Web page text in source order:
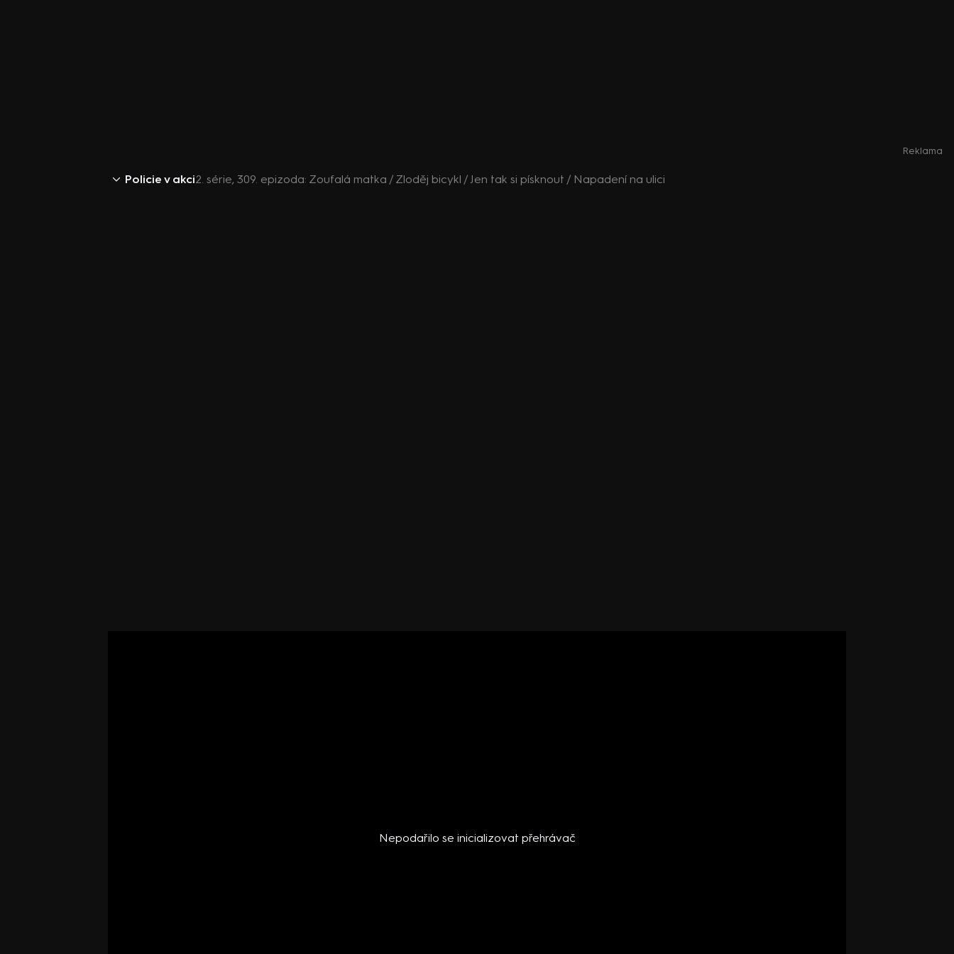
Reklama
Policie v akci2. série, 309. epizoda: Zoufalá matka / Zloděj bicykl / Jen tak si písknout / Napadení na ulici
Nepodařilo se inicializovat přehrávač